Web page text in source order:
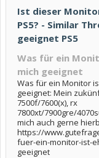
Ist dieser
PS5? - Similar
geeignet PS5
Was für ein
mich geeignet
Was für ein Monitor
geeignet: Mein
7500f/7600(x), rx
7800xt/7900gre/
mich auch gerne
https://
fuer-ein-monitor-ist-
geeignet